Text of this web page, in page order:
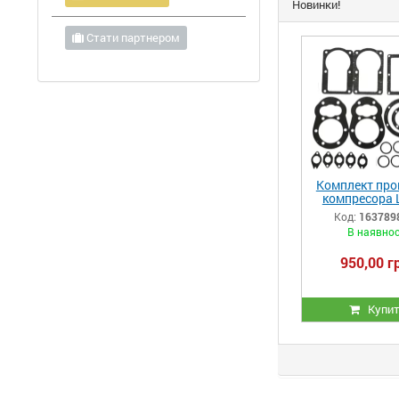
Новинки!
Комплект
компресора
ЛТ100
Код:
В
950,00
Стати партнером